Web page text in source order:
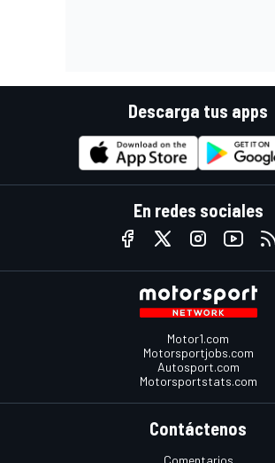
Descarga tus apps
En redes sociales
Motor1.com
Motorsportjobs.com
Autosport.com
Motorsportstats.com
Contáctenos